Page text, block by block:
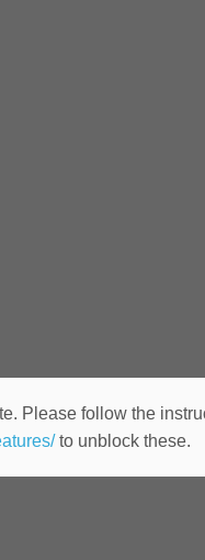
Please follow the
to unblock these.